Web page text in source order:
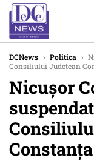
DCNews › Politica ›
Consiliului Județean
Nicușor
Constanța